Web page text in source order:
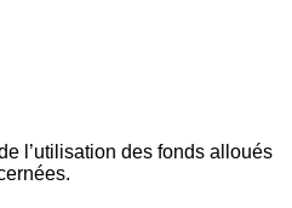
l’utilisation des fonds alloués